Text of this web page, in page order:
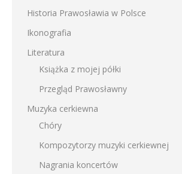
Historia Prawosławia w Polsce
Ikonografia
Literatura
Książka z mojej półki
Przegląd Prawosławny
Muzyka cerkiewna
Chóry
Kompozytorzy muzyki cerkiewnej
Nagrania koncertów